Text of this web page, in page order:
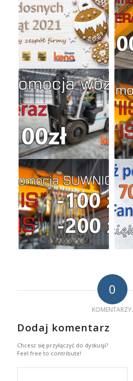
0
KOMENTARZY:
Dodaj komentarz
Chcesz się przyłączyć do dyskusji?
Feel free to contribute!